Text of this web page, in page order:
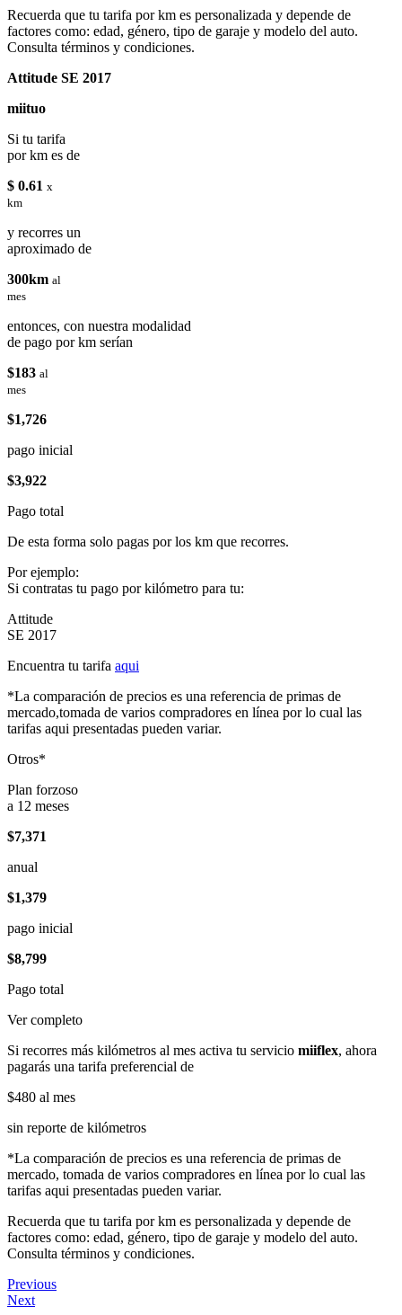
Recuerda que tu tarifa por km es personalizada y depende de
factores como: edad, género, tipo de garaje y modelo del auto.
Consulta términos y condiciones.
Attitude SE 2017
miituo
Si tu tarifa
por km es de
$ 0.61 x
km
y recorres un
aproximado de
300km al
mes
entonces, con nuestra modalidad
de pago por km serían
$183 al
mes
$1,726
pago inicial
$3,922
Pago total
De esta forma solo pagas por los km que recorres.
Por ejemplo:
Si contratas tu pago por kilómetro para tu:
Attitude
SE 2017
Encuentra tu tarifa aqui
*La comparación de precios es una referencia de primas de
mercado,tomada de varios compradores en línea por lo cual las
tarifas aqui presentadas pueden variar.
Otros*
Plan forzoso
a 12 meses
$7,371
anual
$1,379
pago inicial
$8,799
Pago total
Ver completo
Si recorres más kilómetros al mes activa tu servicio miiflex, ahora
pagarás una tarifa preferencial de
$480 al mes
sin reporte de kilómetros
*La comparación de precios es una referencia de primas de
mercado, tomada de varios compradores en línea por lo cual las
tarifas aqui presentadas pueden variar.
Recuerda que tu tarifa por km es personalizada y depende de
factores como: edad, género, tipo de garaje y modelo del auto.
Consulta términos y condiciones.
Previous
Next